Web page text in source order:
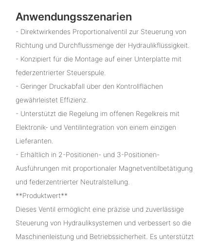
Anwendungsszenarien
- Direktwirkendes Proportionalventil zur Steuerung von
Richtung und Durchflussmenge der Hydraulikflüssigkeit.
- Konzipiert für die Montage auf einer Unterplatte mit
federzentrierter Steuerspule.
- Geringer Druckabfall über den Kontrollflächen
gewährleistet Effizienz.
- Unterstützt die Regelung im offenen Regelkreis mit
Elektronik- und Ventilintegration von einem einzigen
Lieferanten.
- Erhältlich in 2-Positionen- und 3-Positionen-
Ausführungen mit proportionaler Magnetventilbetätigung
und federzentrierter Neutralstellung.
**Produktwert**
Dieses Ventil ermöglicht eine präzise und zuverlässige
Steuerung von Hydrauliksystemen und verbessert so die
Maschinenleistung und Betriebssicherheit. Es unterstützt